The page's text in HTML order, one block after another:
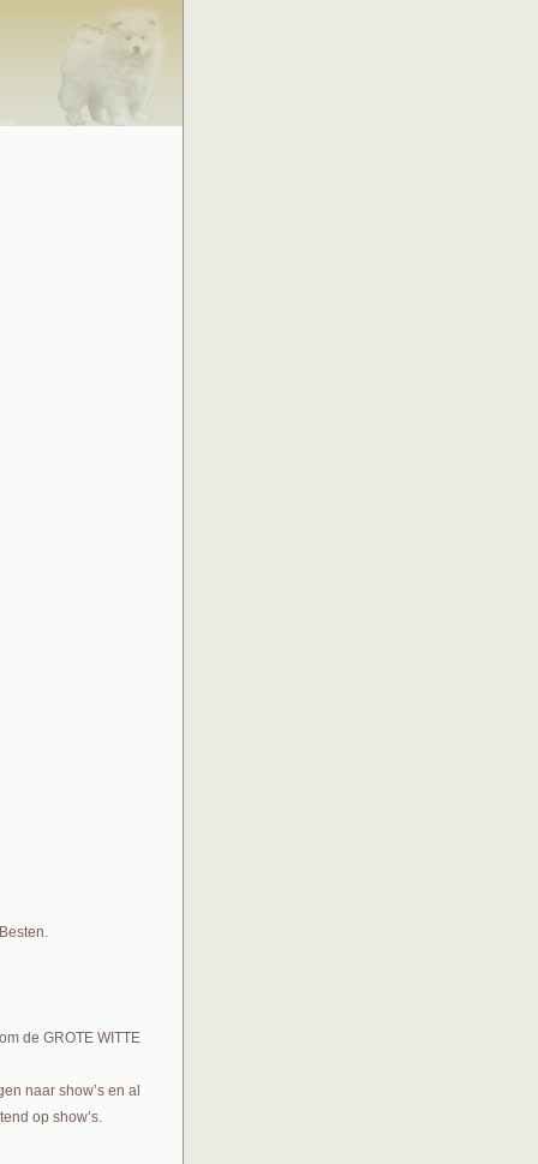
de GROTE WITTE
naar show’s en al
op show’s.